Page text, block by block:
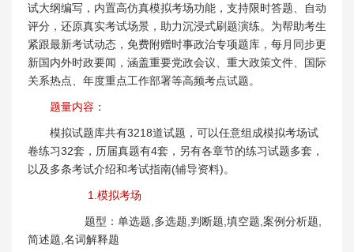
试大纲编写，内置高仿真模拟考场功能，支持限时答题、自动
评分，还原真实考试场景，助力沉浸式刷题演练。为帮助考生
紧跟最新考试动态，免费附赠时事政治专项题库，每月同步更
新国内外时政要闻，涵盖重要党政会议、重大政策文件、国际
关系热点、年度重点工作部署等高频考点试题。
题量内容：
模拟试题库共有3218道试题，可以任意组成模拟考场试
卷练习32套，历届真题有4套，另有各章节的练习试题多套，
以及多条考试介绍和考试指南(辅导资料)。
1.模拟考场
题型：单选题,多选题,判断题,填空题,案例分析题,
简述题,名词解释题